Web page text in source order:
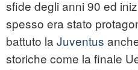
sfide degli anni 90 ed
spesso era stato
battuto la Juventus
storiche come la finale